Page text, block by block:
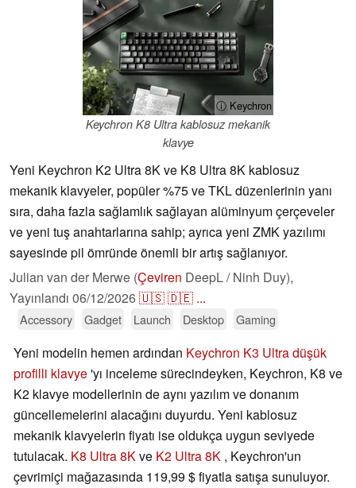
ⓘ Keychron
Keychron K8 Ultra kablosuz mekanik
klavye
Yeni Keychron K2 Ultra 8K ve K8 Ultra 8K kablosuz
mekanik klavyeler, popüler %75 ve TKL düzenlerinin yanı
sıra, daha fazla sağlamlık sağlayan alüminyum çerçeveler
ve yeni tuş anahtarlarına sahip; ayrıca yeni ZMK yazılımı
sayesinde pil ömründe önemli bir artış sağlanıyor.
Julian van der Merwe (Çeviren DeepL / Ninh Duy),
Yayınlandı 06/12/2026🇺🇸🇩🇪 ...
Accessory Gadget Launch Desktop Gaming
Yeni modelin hemen ardından Keychron K3 Ultra düşük
profilli klavye'yı inceleme sürecindeyken, Keychron, K8 ve
K2 klavye modellerinin de aynı yazılım ve donanım
güncellemelerini alacağını duyurdu. Yeni kablosuz
mekanik klavyelerin fiyatı ise oldukça uygun seviyede
tutulacak. K8 Ultra 8Kve K2 Ultra 8K , Keychron'un
çevrimiçi mağazasında 119,99 $ fiyatla satışa sunuluyor.